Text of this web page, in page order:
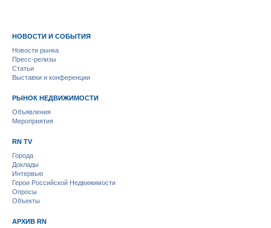
НОВОСТИ И СОБЫТИЯ
Новости рынка
Пресс-релизы
Статьи
Выставки и конференции
РЫНОК НЕДВИЖИМОСТИ
Объявления
Мероприятия
RN TV
Города
Доклады
Интервью
Герои Российской Недвижимости
Опросы
Объекты
АРХИВ RN